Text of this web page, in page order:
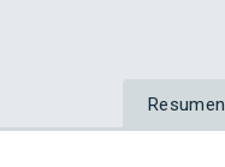
Resumen